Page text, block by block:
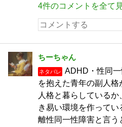
4件のコメントを全て
ちーちゃん
ネタバレ
ADHD・性同
を抱えた青年の副人
人格と暮らしている
き易い環境を作って
離性同一性障害と言う